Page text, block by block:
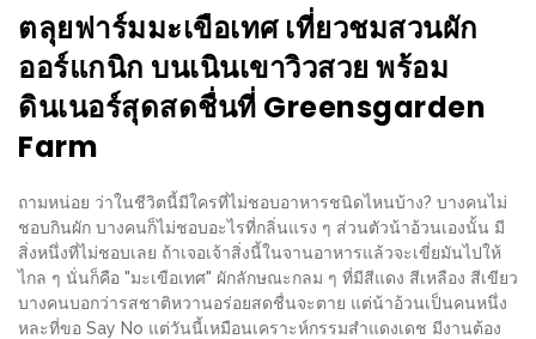
รัก
บ้าน
มากมาย
MY
ACCOUNT
NEW
FACEBOOK
ตลุยฟาร์มมะเขือเทศ เที่ยวชมสวนผัก
ออร์แกนิก บนเนินเขาวิวสวย พร้อม
ดินเนอร์สุดสดชื่นที่ Greensgarden
Farm
ถามหน่อย ว่าในชีวิตนี้มีใครที่ไม่ชอบอาหารชนิดไหนบ้าง? บางคนไม่
ชอบกินผัก บางคนก็ไม่ชอบอะไรที่กลิ่นแรง ๆ ส่วนตัวน้าอ้วนเองนั้น มี
สิ่งหนึ่งที่ไม่ชอบเลย ถ้าเจอเจ้าสิ่งนี้ในจานอาหารแล้วจะเขี่ยมันไปให้
ไกล ๆ นั่นก็คือ "มะเขือเทศ" ผักลักษณะกลม ๆ ที่มีสีแดง สีเหลือง สีเขียว
บางคนบอกว่ารสชาติหวานอร่อยสดชื่นจะตาย แต่น้าอ้วนเป็นคนหนึ่ง
หละที่ขอ Say No แต่วันนี้เหมือนเคราะห์กรรมสำแดงเดช มีงานต้อง